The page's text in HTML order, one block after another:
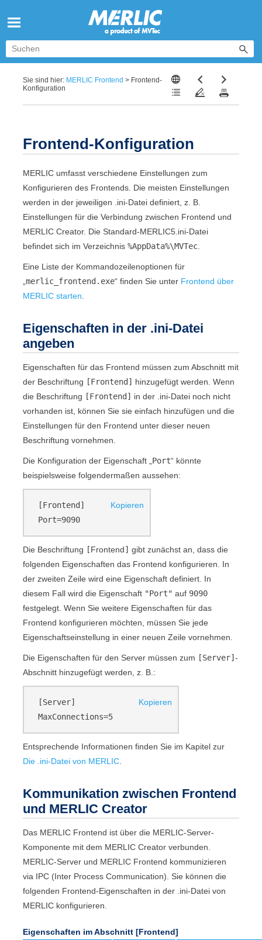
Sie sind hier: MERLIC Frontend > Frontend-
Konfiguration
Frontend -Konfiguration
MERLIC umfasst verschiedene Einstellungen zum
Konfigurieren des Frontends. Die meisten Einstellungen
werden in der jeweiligen .ini-Datei definiert, z. B.
Einstellungen für die Verbindung zwischen Frontend und
MERLIC Creator. Die Standard-MERLIC5.ini-Datei
befindet sich im Verzeichnis%AppData%\MVTec
Eine Liste der Kommandozeilenoptionen für
„merlic_frontend.exe“ finden Sie unter Frontend über
MERLIC starten
Eigenschaften in der .ini-Datei
angeben
Eigenschaften für das Frontend müssen zum Abschnitt mit
der Beschriftung [Frontend] hinzugefügt werden. Wenn
die Beschriftung [Frontend] in der .ini-Datei noch nicht
vorhanden ist, können Sie sie einfach hinzufügen und die
Einstellungen für den Frontend unter dieser neuen
Beschriftung vornehmen.
Die Konfiguration der Eigenschaft „ Port“ könnte
beispielsweise folgendermaßen aussehen:
Kopieren
[Frontend]
Port=9090
Die Beschriftung [Frontend] gibt zunächst an, dass die
folgenden Eigenschaften das Frontend konfigurieren. In
der zweiten Zeile wird eine Eigenschaft definiert. In
diesem Fall wird die Eigenschaft "Port" auf 9090
festgelegt. Wenn Sie weitere Eigenschaften für das
Frontend konfigurieren möchten, müssen Sie jede
Eigenschaftseinstellung in einer neuen Zeile vornehmen.
Die Eigenschaften für den Server müssen zum [Server]-
Abschnitt hinzugefügt werden, z. B.:
Kopieren
[Server]
MaxConnections=5
Entsprechende Informationen finden Sie im Kapitel zur
Die .ini-Datei von MERLIC
Kommunikation zwischen Frontend
und MERLIC Creator
Das MERLIC Frontend ist über die MERLIC-Server-
Komponente mit dem MERLIC Creator verbunden.
MERLIC-Server und MERLIC Frontend kommunizieren
via IPC (Inter Process Communication). Sie können die
folgenden Frontend-Eigenschaften in der .ini-Datei von
MERLIC konfigurieren.
Eigenschaften im Abschnitt[Frontend]